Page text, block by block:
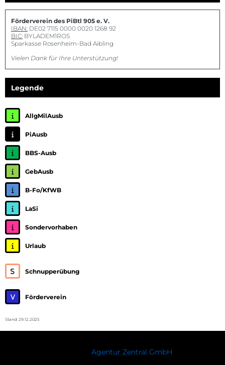
Förderverein des PiBtl 905 e. V.
IBAN: DE02 7115 0000 0020 1268 92
BIC: BYLADEM1ROS
Sparkasse Rosenheim-Bad Aibling
Vielen Dank für Ihre Unterstützung!
Legende
AllgMilAusb
PiAusb
BBS-Ausb
GebAusb
B-Fo/KfWB
LaSi
Sondervorhaben
Urlaub
Schnupperübung
Förderverein
Stand: 29.12.2025
Agentur Zentral GmbH